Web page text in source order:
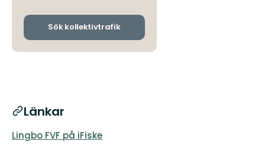
och
Sök kollektivtrafik
Länkar
Lingbo FVF på iFiske